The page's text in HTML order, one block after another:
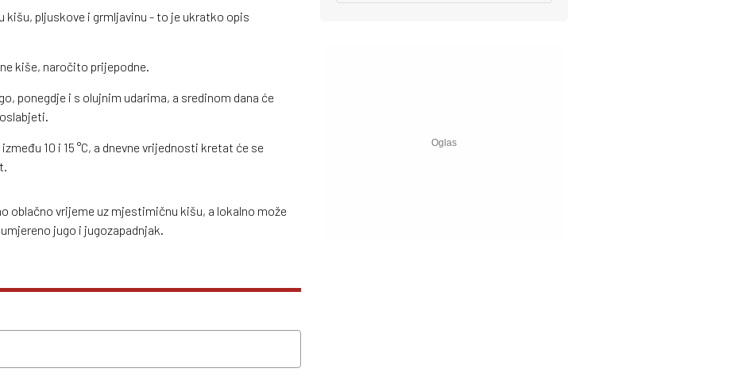
kišu, pljuskove i grmljavinu - to je ukratko opis
kiše, naročito prijepodne.
ponegdje i s olujnim udarima, a sredinom dana će
10 i 15 °C, a dnevne vrijednosti kretat će se
oblačno vrijeme uz mjestimičnu kišu, a lokalno može
jugo i jugozapadnjak.